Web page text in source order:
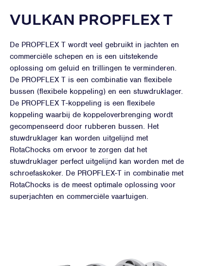
VULKAN PROPFLEX T
De PROPFLEX T wordt veel gebruikt in jachten en
commerciële schepen en is een uitstekende
oplossing om geluid en trillingen te verminderen.
De PROPFLEX T is een combinatie van flexibele
bussen (flexibele koppeling) en een stuwdruklager.
De PROPFLEX T-koppeling is een flexibele
koppeling waarbij de koppeloverbrenging wordt
gecompenseerd door rubberen bussen. Het
stuwdruklager kan worden uitgelijnd met
RotaChocks om ervoor te zorgen dat het
stuwdruklager perfect uitgelijnd kan worden met de
schroefaskoker. De PROPFLEX-T in combinatie met
RotaChocks is de meest optimale oplossing voor
superjachten en commerciële vaartuigen.